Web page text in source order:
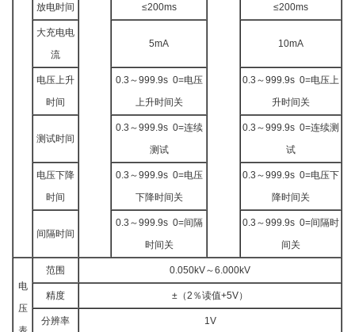
放电时间 ≤200ms ≤200ms
大充电电
流
5mA 10mA
电压上升
时间
0.3～999.9s 0=电压
上升时间关
0.3～999.9s 0=电压上
升时间关
测试时间
0.3～999.9s 0=连续
测试
0.3～999.9s 0=连续测
试
电压下降
时间
0.3～999.9s 0=电压
下降时间关
0.3～999.9s 0=电压下
降时间关
间隔时间
0.3～999.9s 0=间隔
时间关
0.3～999.9s 0=间隔时
间关
电
压
范围 0.050kV～6.000kV
精度 ±（2％读值+5V）
分辨率 1V